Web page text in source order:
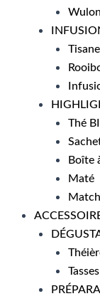
Thé
Boîte
Maté
Tasses